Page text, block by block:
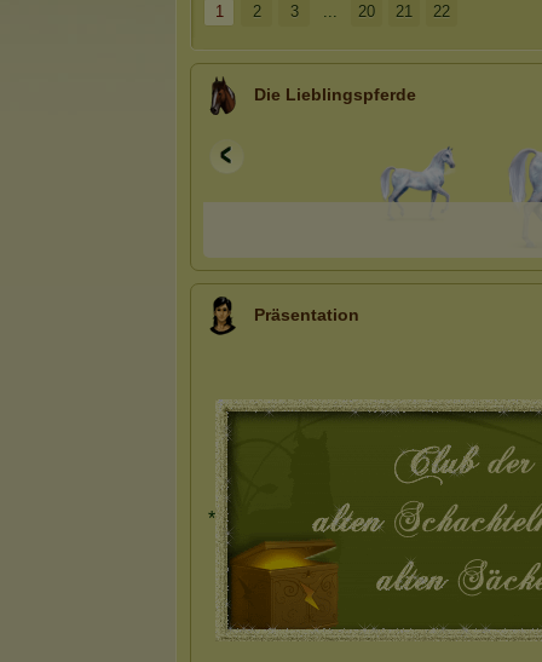
1 2 3 ... 20 21 22
Die Lieblingspferde
Präsentation